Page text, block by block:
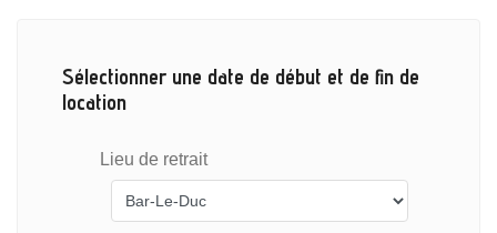
Sélectionner une date de début et de fin de
location
Lieu de retrait